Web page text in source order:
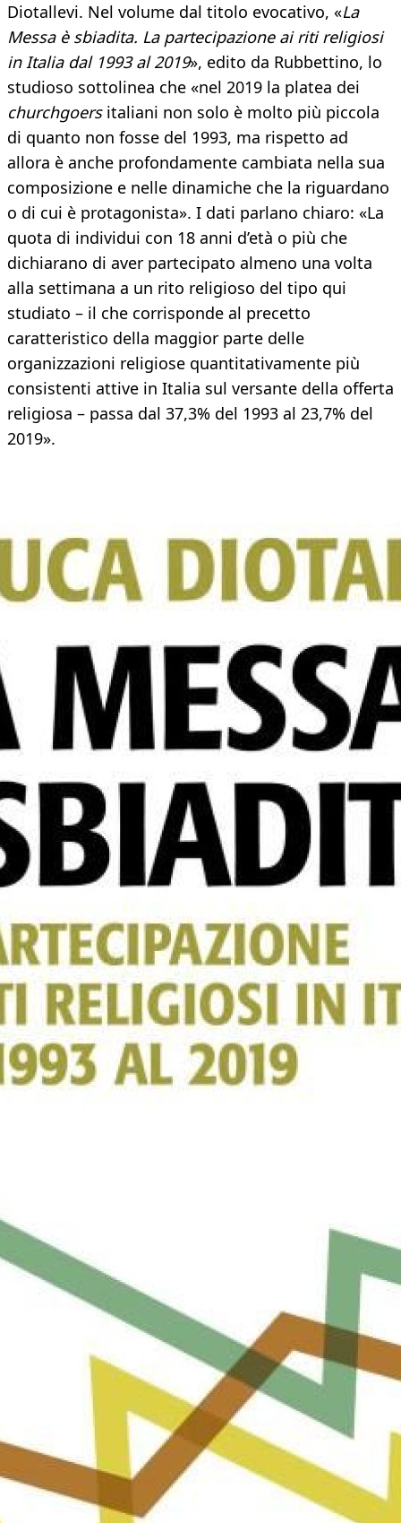
Diotallevi. Nel volume dal titolo evocativo, «La
Messa è sbiadita. La partecipazione ai riti religiosi
in Italia dal 1993 al 2019», edito da Rubbettino, lo
studioso sottolinea che «nel 2019 la platea dei
churchgoersitaliani non solo è molto più piccola
di quanto non fosse del 1993, ma rispetto ad
allora è anche profondamente cambiata nella sua
composizione e nelle dinamiche che la riguardano
o di cui è protagonista». I dati parlano chiaro: «La
quota di individui con 18 anni d’età o più che
dichiarano di aver partecipato almeno una volta
alla settimana a un rito religioso del tipo qui
studiato – il che corrisponde al precetto
caratteristico della maggior parte delle
organizzazioni religiose quantitativamente più
consistenti attive in Italia sul versante della offerta
religiosa – passa dal 37,3% del 1993 al 23,7% del
2019».